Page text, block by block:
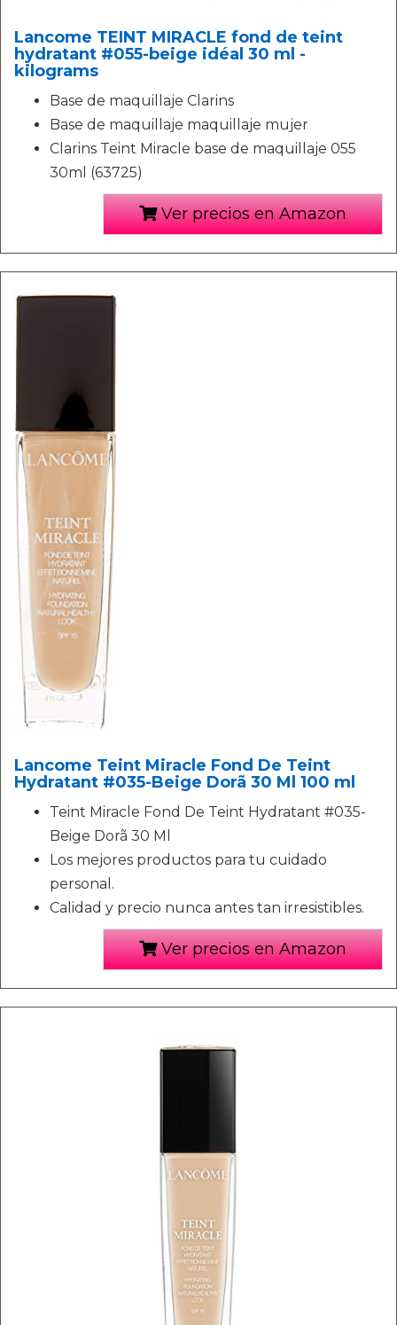
Lancome TEINT MIRACLE fond de teint
hydratant #055-beige idéal 30 ml -
kilograms
Base de maquillaje Clarins
Base de maquillaje maquillaje mujer
Clarins Teint Miracle base de maquillaje 055
30ml (63725)
Ver precios en Amazon
Lancome Teint Miracle Fond De Teint
Hydratant #035-Beige Dorã 30 Ml 100 ml
Teint Miracle Fond De Teint Hydratant #035-
Beige Dorã 30 Ml
Los mejores productos para tu cuidado
personal.
Calidad y precio nunca antes tan irresistibles.
Ver precios en Amazon